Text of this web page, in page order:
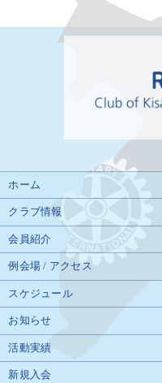
ホーム
クラブ情報
会員紹介
例会場 / アクセス
スケジュール
お知らせ
活動実績
新規入会